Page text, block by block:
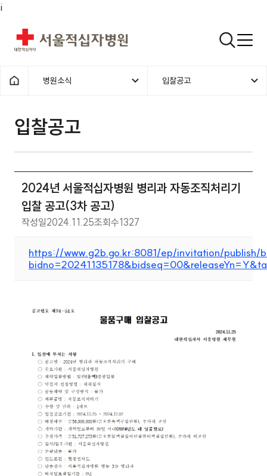
i
서울적십자병원 검색열기
홈으로 1차메뉴
병원소식 2차메뉴
입찰공고
입찰공고 | 병원소식 | 2024년 서
입찰공고
2024년 서울적십자병원 병리과 자동조직처리기
입찰 공고(3차 공고)
작성일2024.11.25조회수1327
https://www.g2b.go.kr:8081/ep/invitation/publish/